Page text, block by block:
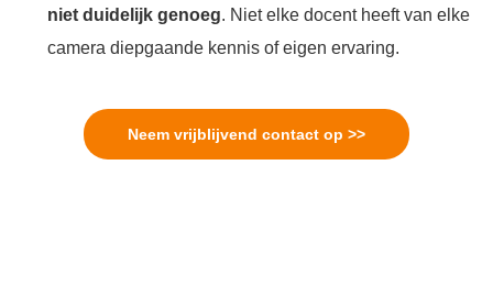
niet duidelijk genoeg. Niet elke docent heeft van elke
camera diepgaande kennis of eigen ervaring.
Neem vrijblijvend contact op >>